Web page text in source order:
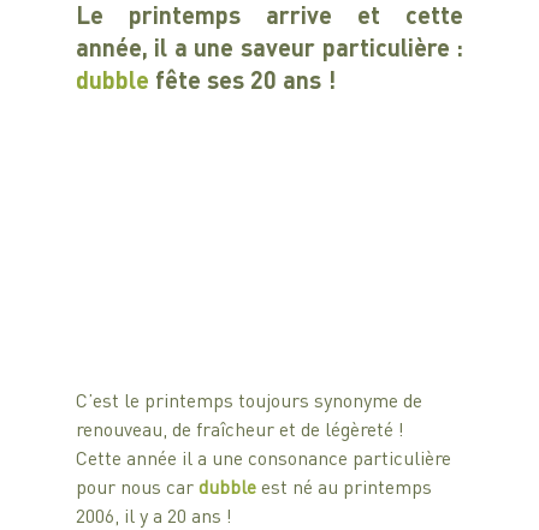
Le printemps arrive et cette
dubble fête ses 20 ans !
C’est le printemps toujours synonyme de
renouveau, de fraîcheur et de légèreté !
Cette année il a une consonance particulière
pour nous car dubble est né au printemps
2006, il y a 20 ans !